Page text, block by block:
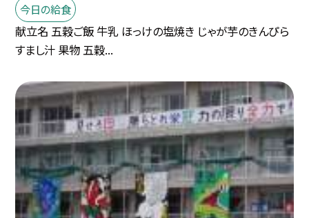
今日の給食
献立名 五穀ご飯 牛乳 ほっけの塩焼き じゃが芋のきんぴら
すまし汁 果物 五穀...